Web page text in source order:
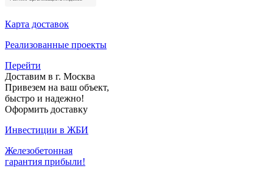
Карта доставок
Реализованные проекты
Перейти
Доставим в г. Москва
Привезем на ваш объект,
быстро и надежно!
Оформить доставку
Инвестиции в ЖБИ
Железобетонная
гарантия прибыли!